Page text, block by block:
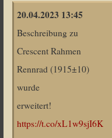
20.04.2023 13:45
Beschreibung zu
Crescent Rahmen
Rennrad (1915±10)
wurde
erweitert!
https://t.co/xL1w9sjI6K